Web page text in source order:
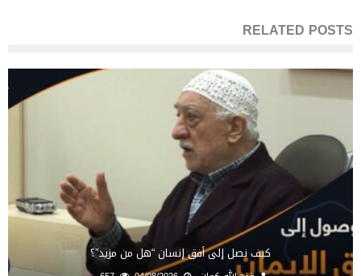
RELATED POSTS
كيف نصل إلى أفق إنسان “هل من مزيد”؟